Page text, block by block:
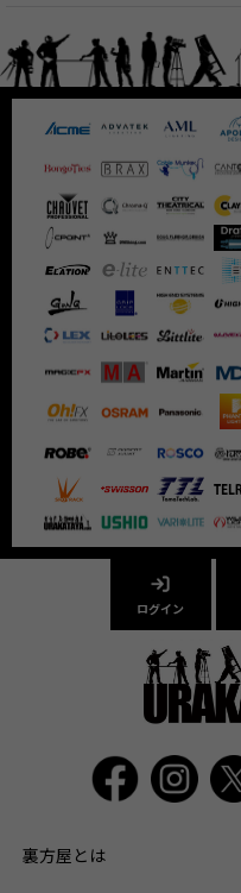
ログイン
裏方屋とは